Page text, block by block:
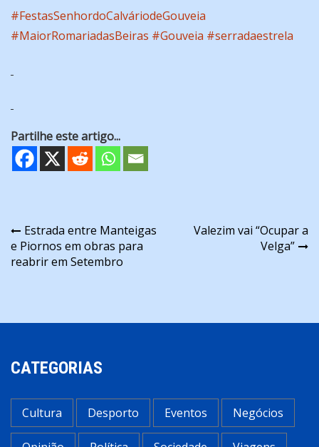
#FestasSenhordoCalváriodeGouveia
#MaiorRomariadasBeiras #Gouveia #serradaestrela
Partilhe este artigo...
Navegação
de
Estrada entre Manteigas
e Piornos em obras para
reabrir em Setembro
Valezim vai “Ocupar a
Velga”
CATEGORIAS
Cultura Desporto Eventos Negócios